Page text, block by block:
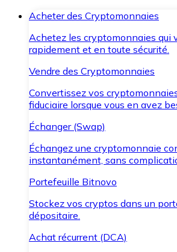
Acheter des Cryptomonnaies
Achetez les cryptomonnaies qui
rapidement et en toute sécurité.
Vendre des Cryptomonnaies
Convertissez vos
fiduciaire lorsque vous en avez
Échanger (Swap)
Échangez une cryptomonnaie
instantanément, sans
Portefeuille Bitnovo
Stockez vos cryptos dans un
dépositaire.
Achat récurrent (DCA)